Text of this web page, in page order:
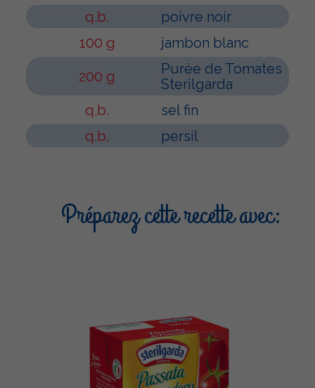
q.b.
poivre noir
100 g
jambon blanc
200 g
Purée de Tomates
Sterilgarda
q.b.
sel fin
q.b.
persil
Préparez cette recette avec: